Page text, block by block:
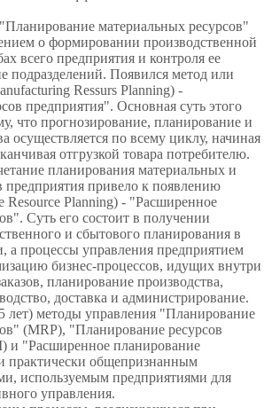
материальных ресурсов"
о формировании производственной
всего предприятия и контроля ее
подразделений. Появился метод или
Ressurs Planning) -
предприятия". Основная суть этого
что прогнозирование, планирование и
осуществляется по всему циклу, начиная
отгрузкой товара потребителю.
планирования материальных и
предприятия привело к появлению
Resource Planning) - "Расширенное
Суть его состоит в получении
и сбытового планирования в
процессы управления предприятием
бизнес-процессов, идущих внутри
планирование производства,
доставка и администрирование.
лет) методы управления "Планирование
(MRP), "Планирование ресурсов
и "Расширенное планирование
практически общепризнанным
используемым предприятиями для
управления.